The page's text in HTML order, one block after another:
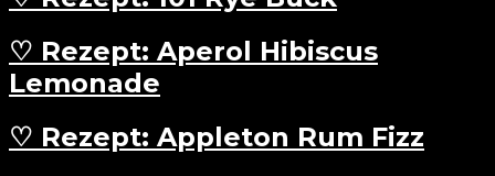
♡ Rezept: Aperol Hibiscus
Lemonade
♡ Rezept: Appleton Rum Fizz